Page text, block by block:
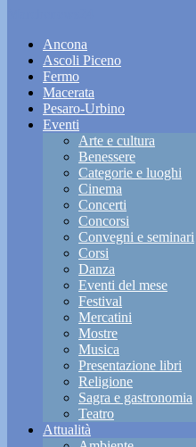
Ancona
Ascoli Piceno
Fermo
Macerata
Pesaro-Urbino
Eventi
Arte e cultura
Benessere
Categorie e luoghi
Cinema
Concerti
Concorsi
Convegni e seminari
Corsi
Danza
Eventi del mese
Festival
Mercatini
Mostre
Musica
Presentazione libri
Religione
Sagra e gastronomia
Teatro
Attualità